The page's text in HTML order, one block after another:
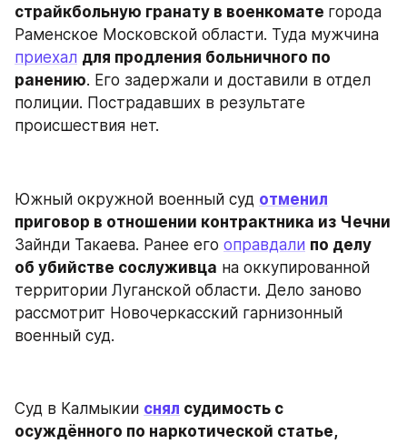
страйкбольную гранату в военкомате города
приехал для продления больничного по
ранению. Его задержали и доставили в отдел
полиции. Пострадавших в результате
происшествия нет.
Южный окружной военный суд отменил
приговор в отношении контрактника из Чечни
Зайнди Такаева. Ранее его оправдали по делу
об убийстве сослуживца на оккупированной
территории Луганской области. Дело заново
рассмотрит Новочеркасский гарнизонный
военный суд.
Суд в Калмыкии снял судимость с
осуждённого по наркотической статье,